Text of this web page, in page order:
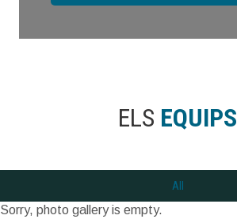
ELS EQUIPS
All
Sorry, photo gallery is empty.